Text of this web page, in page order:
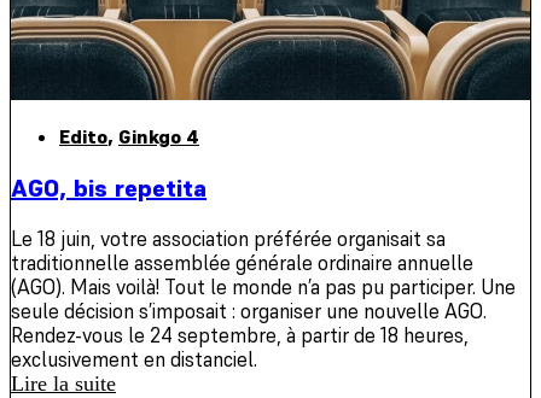
Edito, Ginkgo 4
AGO, bis repetita
Le 18 juin, votre association préférée organisait sa
traditionnelle assemblée générale ordinaire annuelle
(AGO). Mais voilà! Tout le monde n’a pas pu participer. Une
seule décision s’imposait : organiser une nouvelle AGO.
Rendez-vous le 24 septembre, à partir de 18 heures,
exclusivement en distanciel.
Lire la suite